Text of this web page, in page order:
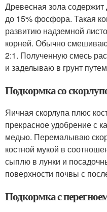
Древесная зола содержит
до 15% фосфора. Такая
развитию надземной
корней. Обычно
2:1. Полученную смесь
и заделываю в грунт
Подкормка со
Яичная скорлупа плюс
прекрасное удобрение с
медью. Перемалываю
костной мукой в
сыплю в лунки и
поверхности почвы с
Подкормка с